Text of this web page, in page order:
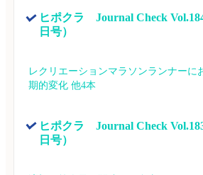
ヒポクラ　Journal Check
日号）
レクリエーションマラソンランナーに
期的変化 他4本
ヒポクラ　Journal Check
日号）